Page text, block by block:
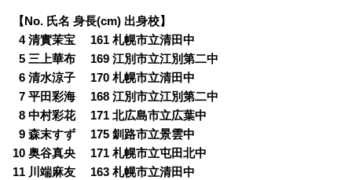
【No. 氏名 身長(cm) 出身校】
04 清實茉宝 161 札幌市立清田中
05 三上華布 169 江別市立江別第二中
06 清水涼子 170 札幌市立清田中
07 平田彩海 168 江別市立江別第二中
08 中村彩花 171 北広島市立広葉中
09 森末すず 175 釧路市立景雲中
10 奥谷真央 171 札幌市立屯田北中
11 川端麻友 163 札幌市立清田中